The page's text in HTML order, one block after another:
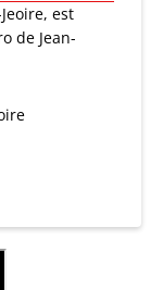
est
de Jean-